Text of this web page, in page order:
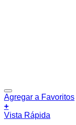
Agregar a Favoritos
+
Vista Rápida